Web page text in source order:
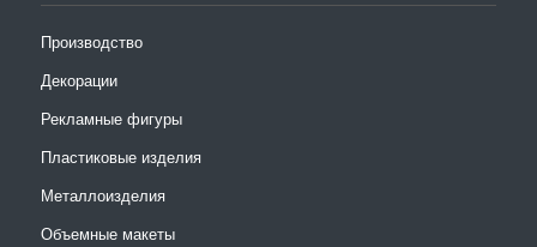
Производство
Декорации
Рекламные фигуры
Пластиковые изделия
Металлоизделия
Объемные макеты